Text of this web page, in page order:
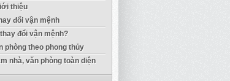
thiệu
đổi vận mệnh
đổi vận mệnh?
phòng theo phong thủy
nhà, văn phòng toàn diện